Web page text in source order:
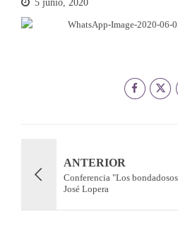
5 junio, 2020
ANTERIOR
Conferencia "Los
José Lopera